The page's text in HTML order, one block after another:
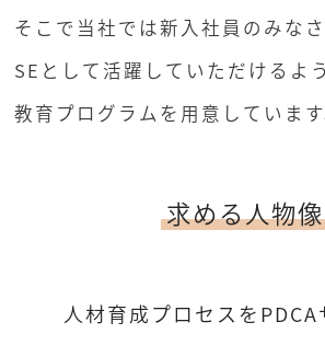
そこで当社では新入社員のみな
SEとして活躍していただけるよう
教育プログラムを用意しています
求める人物像
人材育成プロセスをPDCA